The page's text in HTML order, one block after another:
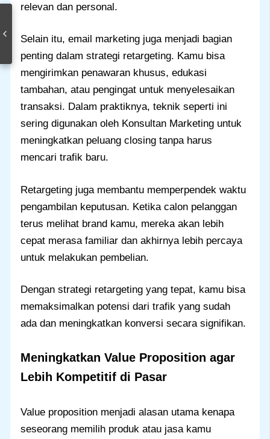
relevan dan personal.
Selain itu, email marketing juga menjadi bagian
penting dalam strategi retargeting. Kamu bisa
mengirimkan penawaran khusus, edukasi
tambahan, atau pengingat untuk menyelesaikan
transaksi. Dalam praktiknya, teknik seperti ini
sering digunakan oleh Konsultan Marketing untuk
meningkatkan peluang closing tanpa harus
mencari trafik baru.
Retargeting juga membantu memperpendek waktu
pengambilan keputusan. Ketika calon pelanggan
terus melihat brand kamu, mereka akan lebih
cepat merasa familiar dan akhirnya lebih percaya
untuk melakukan pembelian.
Dengan strategi retargeting yang tepat, kamu bisa
memaksimalkan potensi dari trafik yang sudah
ada dan meningkatkan konversi secara signifikan.
Meningkatkan Value Proposition agar
Lebih Kompetitif di Pasar
Value proposition menjadi alasan utama kenapa
seseorang memilih produk atau jasa kamu